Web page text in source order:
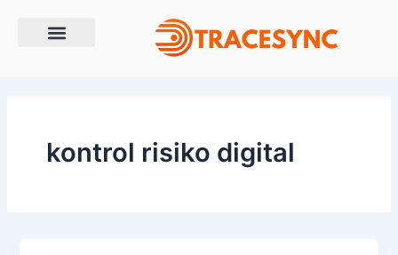
kontrol risiko digital